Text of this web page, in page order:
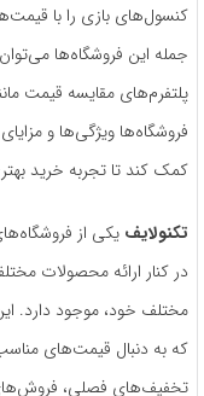
کنسول‌های بازی را با
جمله این فروشگاه‌ها
پلتفرم‌های مقایسه قیمت
فروشگاه‌ها ویژگی‌ها و
کمک کند تا تجربه خرید
تکنولایف یکی از
در کنار ارائه محصولات
مختلف خود، موجود دارد.
که به دنبال قیمت‌های
تخفیف‌های فصلی،